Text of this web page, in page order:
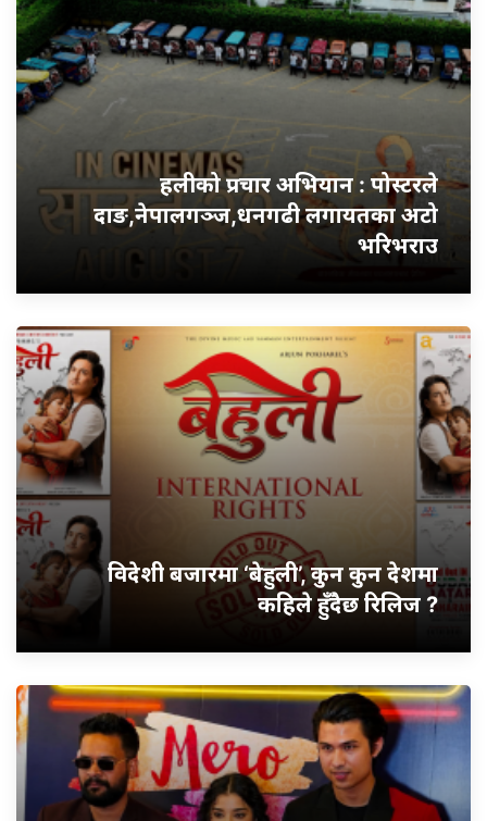
हलीको प्रचार अभियान : पोस्टरले
दाङ,नेपालगञ्ज,धनगढी लगायतका अटो
भरिभराउ
विदेशी बजारमा ‘बेहुली’, कुन कुन देशमा
कहिले हुँदैछ रिलिज ?